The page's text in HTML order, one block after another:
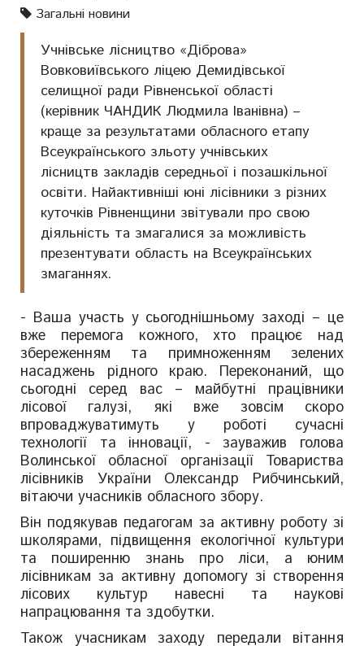
Загальні новини
Учнівське лісництво «Діброва»
Вовковиївського ліцею Демидівської
селищної ради Рівненської області
(керівник ЧАНДИК Людмила Іванівна) –
краще за результатами обласного етапу
Всеукраїнського зльоту учнівських
лісництв закладів середньої і позашкільної
освіти. Найактивніші юні лісівники з різних
куточків Рівненщини звітували про свою
діяльність та змагалися за можливість
презентувати область на Всеукраїнських
змаганнях.
- Ваша участь у сьогоднішньому заході – це
вже перемога кожного, хто працює над
збереженням та примноженням зелених
насаджень рідного краю. Переконаний, що
сьогодні серед вас – майбутні працівники
лісової галузі, які вже зовсім скоро
впроваджуватимуть у роботі сучасні
технології та інновації, - зауважив голова
Волинської обласної організації Товариства
лісівників України Олександр Рибчинський,
вітаючи учасників обласного збору.
Він подякував педагогам за активну роботу зі
школярами, підвищення екологічної культури
та поширенню знань про ліси, а юним
лісівникам за активну допомогу зі створення
лісових культур навесні та наукові
напрацювання та здобутки.
Також учасникам заходу передали вітання